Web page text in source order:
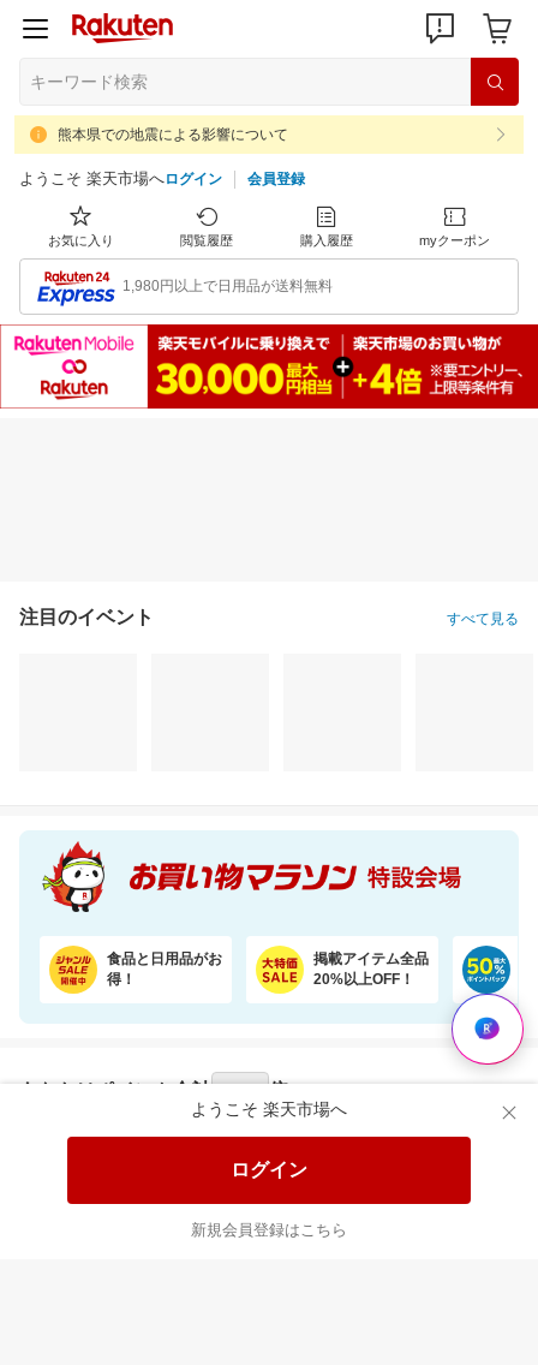
熊本県での地震による影響について
ようこそ 楽天市場へログイン 会員登録
お気に入り 閲覧履歴 購入履歴 myクーポン
1,980円以上で日用品が送料無料
ようこそ 楽天市場へ
ログイン
新規会員登録はこちら
注目のイベント すべて見る
食品と日用品がお
得！
掲載アイテム全品
20%以上OFF！
あなたはポイント 合計 倍